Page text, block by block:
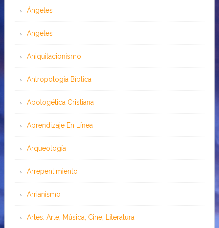
Ángeles
Angeles
Aniquilacionismo
Antropología Bíblica
Apologética Cristiana
Aprendizaje En Línea
Arqueología
Arrepentimiento
Arrianismo
Artes: Arte, Música, Cine, Literatura